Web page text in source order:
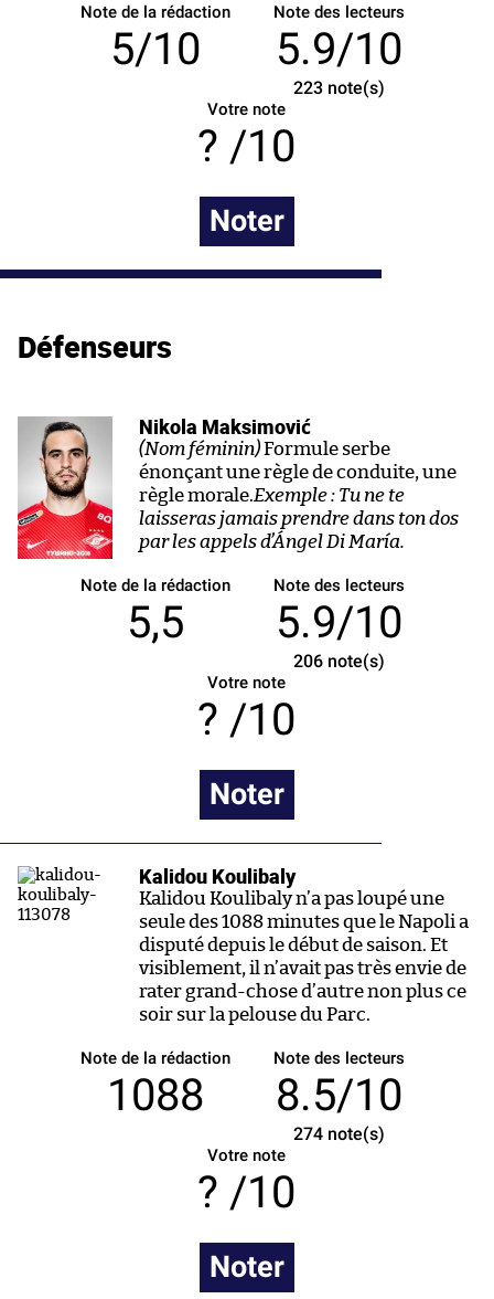
Note de la rédaction
5/10
Note des lecteurs
5.9/10
223note(s)
Votre note
/10
Noter
Défenseurs
Nikola Maksimović
(Nom féminin)Formule serbe
énonçant une règle de conduite, une
règle morale.Exemple : Tu ne te
laisseras jamais prendre dans ton dos
par les appels d’Ángel Di María.
Note de la rédaction
5,5
Note des lecteurs
5.9/10
206note(s)
Votre note
/10
Noter
Kalidou Koulibaly
Kalidou Koulibaly n’a pas loupé une
seule des 1088 minutes que le Napoli a
disputé depuis le début de saison. Et
visiblement, il n’avait pas très envie de
rater grand-chose d’autre non plus ce
soir sur la pelouse du Parc.
Note de la rédaction
1088
Note des lecteurs
8.5/10
274note(s)
Votre note
/10
Noter